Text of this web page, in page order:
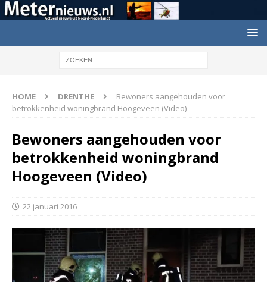
HOME DRENTHE
Bewoners aangehouden voor
betrokkenheid woningbrand Hoogeveen (Video)
Bewoners aangehouden voor
betrokkenheid woningbrand
Hoogeveen (Video)
22 januari 2016